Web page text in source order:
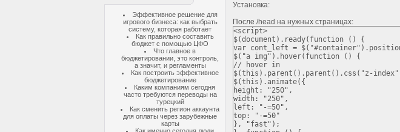
Эффективное решение для
игрового бизнеса: как выбрать
систему, которая работает
Как правильно составить
бюджет с помощью ЦФО
Что главное в
бюджетировании, это контроль,
а значит, и регламенты
Как построить эффективное
бюджетирование
Каким компаниям сегодня
часто требуются переводы на
турецкий
Как сменить регион аккаунта
для оплаты через зарубежные
карты
Установка:
После /head на нужных страницах:
<script>
$(document ). ready( function ()
{
var cont_left = $( "#container" ).
$( "a img" ). hover( function ()
{
// hover in
$(this ). parent (). parent (). css ( "z-index"
$(this ). animate({
height : "250" ,
width : "250" ,
left : "-=50" ,
top :
"-=50"
},
"fast" );